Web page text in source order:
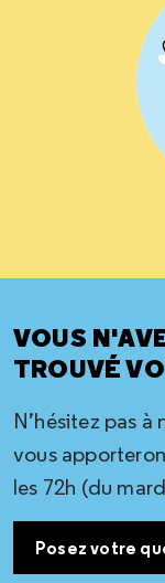
VOUS
TROUVÉ
N’hésitez pas
vous
les 72h (du
Posez votre